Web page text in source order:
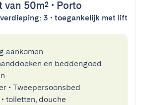
van 50m² • Porto
3 • toegankelijk met lift
aankomen
en beddengoed
• Tweepersoonsbed
• toiletten, douche